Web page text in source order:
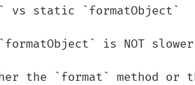
vs static `formatObject`
is NOT
the `format` method or